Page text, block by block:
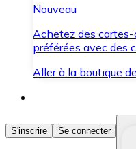
Nouveau
Achetez des cartes-
préférées avec des
Aller à la boutique
Acheter des
S'inscrire Se connecter